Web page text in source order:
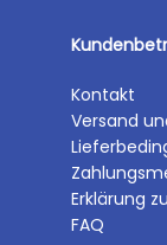
Kontakt
Versand
Erklärung
FAQ